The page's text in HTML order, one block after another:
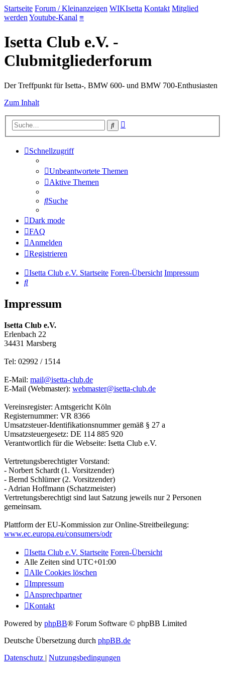
Startseite Forum / Kleinanzeigen WIKIsetta Kontakt Mitglied
werden Youtube-Kanal ≡
Isetta Club e.V. -
Clubmitgliederforum
Der Treffpunkt für Isetta-, BMW 600- und BMW 700-Enthusiasten
Zum Inhalt
Suche
Schnellzugriff
Unbeantwortete Themen
Aktive Themen
Suche
Dark mode
FAQ
Anmelden
Registrieren
Isetta Club e.V. Startseite Foren-Übersicht Impressum
Suche
Impressum
Isetta Club e.V.
Erlenbach 22
34431 Marsberg
Tel: 02992 / 1514
E-Mail: mail@isetta-club.de
E-Mail (Webmaster): webmaster@isetta-club.de
Vereinsregister: Amtsgericht Köln
Registernummer: VR 8366
Umsatzsteuer-Identifikationsnummer gemäß § 27 a
Umsatzsteuergesetz: DE 114 885 920
Verantwortlich für die Webseite: Isetta Club e.V.
Vertretungsberechtigter Vorstand:
- Norbert Schardt (1. Vorsitzender)
- Bernd Schlümer (2. Vorsitzender)
- Adrian Hoffmann (Schatzmeister)
Vertretungsberechtigt sind laut Satzung jeweils nur 2 Personen
gemeinsam.
Plattform der EU-Kommission zur Online-Streitbeilegung:
www.ec.europa.eu/consumers/odr
Isetta Club e.V. Startseite Foren-Übersicht
Alle Zeiten sind UTC+01:00
Alle Cookies löschen
Impressum
Ansprechpartner
Kontakt
Powered by phpBB® Forum Software © phpBB Limited
Deutsche Übersetzung durch phpBB.de
Datenschutz | Nutzungsbedingungen